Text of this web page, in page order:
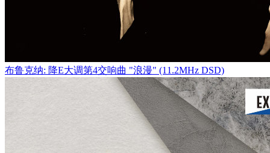
布鲁克纳: 降E大调第4交响曲 "浪漫" (11.2MHz DSD)